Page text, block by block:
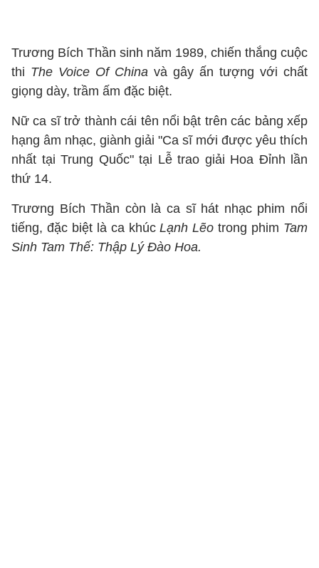
Trương Bích Thần sinh năm 1989, chiến thắng cuộc
thi The Voice Of China và gây ấn tượng với chất
giọng dày, trầm ấm đặc biệt.
Nữ ca sĩ trở thành cái tên nổi bật trên các bảng xếp
hạng âm nhạc, giành giải "Ca sĩ mới được yêu thích
nhất tại Trung Quốc" tại Lễ trao giải Hoa Đỉnh lần
thứ 14.
Trương Bích Thần còn là ca sĩ hát nhạc phim nổi
tiếng, đặc biệt là ca khúcLạnh Lẽo trong phim Tam
Sinh Tam Thế: Thập Lý Đào Hoa.